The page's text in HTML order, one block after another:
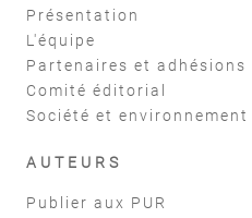
Présentation
L'équipe
Partenaires et adhésions
Comité éditorial
Société et environnement
AUTEURS
Publier aux PUR